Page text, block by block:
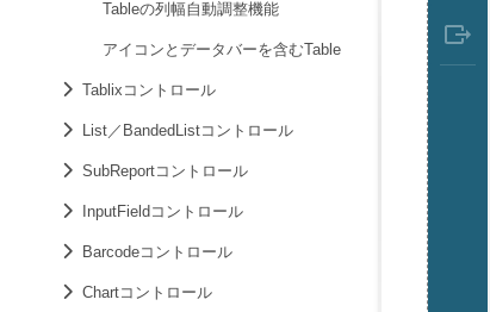
Tableの列幅自動調整機能
アイコンとデータバーを含むTable
Tablixコントロール
List／BandedListコントロール
SubReportコントロール
InputFieldコントロール
Barcodeコントロール
Chartコントロール